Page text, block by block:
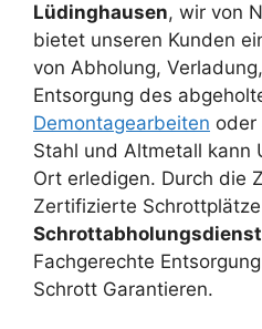
Lüdinghausen, wir von
bietet unseren Kunden
von Abholung,
Entsorgung des
Demontagearbeiten oder
Stahl und Altmetall kann
Ort erledigen. Durch die
Zertifizierte
Schrottabholungsdienst
Fachgerechte
Schrott Garantieren.